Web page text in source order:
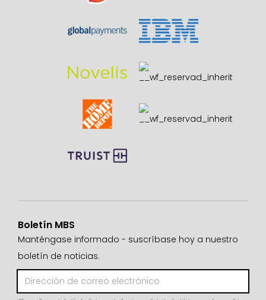
Boletín MBS
Manténgase informado - suscríbase hoy a nuestro
boletín de noticias.